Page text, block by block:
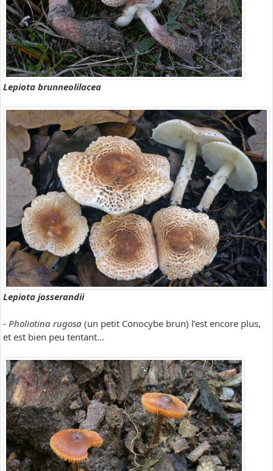
Lepiota brunneolilacea
Lepiota josserandii
- Pholiotina rugosa (un petit Conocybe brun) l’est encore plus,
et est bien peu tentant...